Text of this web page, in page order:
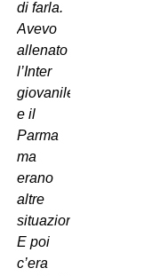
di farla.
Avevo
allenato
l’Inter
giovanile
e il
Parma
ma
erano
altre
situazioni.
E poi
c’era